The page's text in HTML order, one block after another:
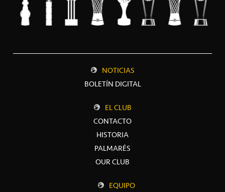
NOTICIAS
BOLETÍN DIGITAL
EL CLUB
CONTACTO
HISTORIA
PALMARÉS
OUR CLUB
EQUIPO